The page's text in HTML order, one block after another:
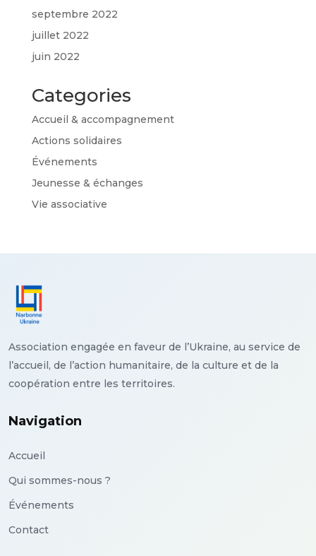
septembre 2022
juillet 2022
juin 2022
Categories
Accueil & accompagnement
Actions solidaires
Événements
Jeunesse & échanges
Vie associative
Association engagée en faveur de l’Ukraine, au service de
l’accueil, de l’action humanitaire, de la culture et de la
coopération entre les territoires.
Navigation
Accueil
Qui sommes-nous ?
Événements
Contact